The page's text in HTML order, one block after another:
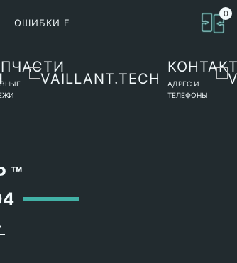
ОШИБКИ F
0
АДРЕС И
ТЕЛЕФОНЫ
™